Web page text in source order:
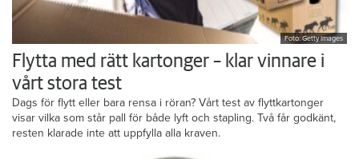
Foto: Getty Images
Flytta med rätt kartonger – klar vinnare i
vårt stora test
Dags för flytt eller bara rensa i röran? Vårt test av flyttkartonger
visar vilka som står pall för både lyft och stapling. Två får godkänt,
resten klarade inte att uppfylla alla kraven.